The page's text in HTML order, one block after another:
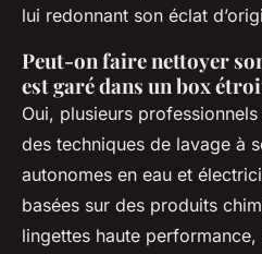
lui redonnant son éclat
Peut-on faire nettoyer
est garé dans un box
Oui, plusieurs
des techniques de lavage à
autonomes en eau et
basées sur des produits
lingettes haute